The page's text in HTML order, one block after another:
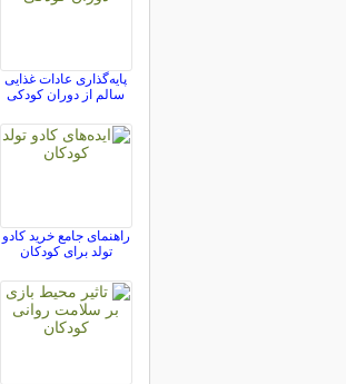
پایه‌گذاری عادات غذایی
سالم از دوران کودکی
راهنمای جامع خرید کادو
تولد برای کودکان